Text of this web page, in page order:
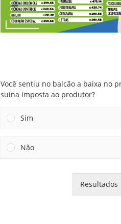
Você sentiu no balcão a baixa no
suína imposta ao produtor?
Sim
Não
Resultados